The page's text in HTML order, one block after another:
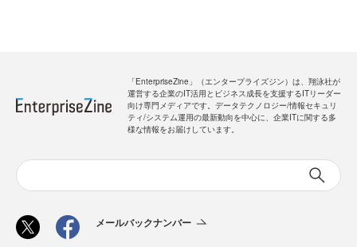
「EnterpriseZine」（エンタープライズジン）は、翔泳社が
運営する企業のIT活用とビジネス成長を支援するITリーダー
向け専門メディアです。データテクノロジー/情報セキュリ
ティ/システム運用の最新動向を中心に、企業ITに関する多
様な情報をお届けしています。
メールバックナンバー